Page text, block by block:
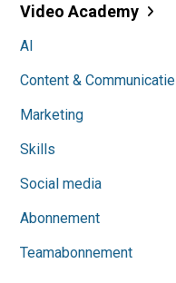
Video Academy
AI
Content & Communicatie
Marketing
Skills
Social media
Abonnement
Teamabonnement